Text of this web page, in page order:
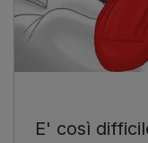
E' così